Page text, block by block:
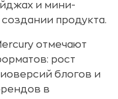
и мини-
продукта.
отмечают
рост
блогов и
в